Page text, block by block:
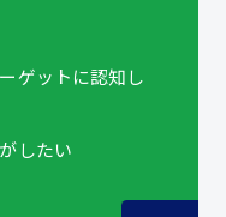
ゲットに認知し
したい